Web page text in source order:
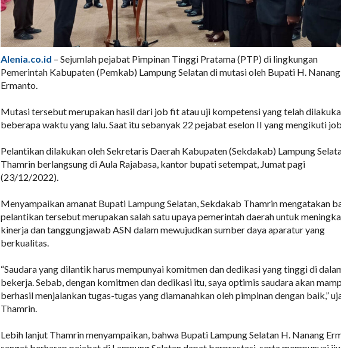
Alenia.co.id – Sejumlah pejabat Pimpinan Tinggi Pratama (PTP) di lingkungan
Pemerintah Kabupaten (Pemkab) Lampung Selatan di mutasi oleh Bupati H. Nanang
Ermanto.
Mutasi tersebut merupakan hasil dari job fit atau uji kompetensi yang telah
beberapa waktu yang lalu. Saat itu sebanyak 22 pejabat eselon II yang mengikuti
Pelantikan dilakukan oleh Sekretaris Daerah Kabupaten (Sekdakab) Lampung
Thamrin berlangsung di Aula Rajabasa, kantor bupati setempat, Jumat pagi
(23/12/2022).
Menyampaikan amanat Bupati Lampung Selatan, Sekdakab Thamrin mengatakan
pelantikan tersebut merupakan salah satu upaya pemerintah daerah untuk
kinerja dan tanggungjawab ASN dalam mewujudkan sumber daya aparatur yang
berkualitas.
“Saudara yang dilantik harus mempunyai komitmen dan dedikasi yang tinggi di
bekerja. Sebab, dengan komitmen dan dedikasi itu, saya optimis saudara akan
berhasil menjalankan tugas-tugas yang diamanahkan oleh pimpinan dengan baik,”
Thamrin.
Lebih lanjut Thamrin menyampaikan, bahwa Bupati Lampung Selatan H. Nanang